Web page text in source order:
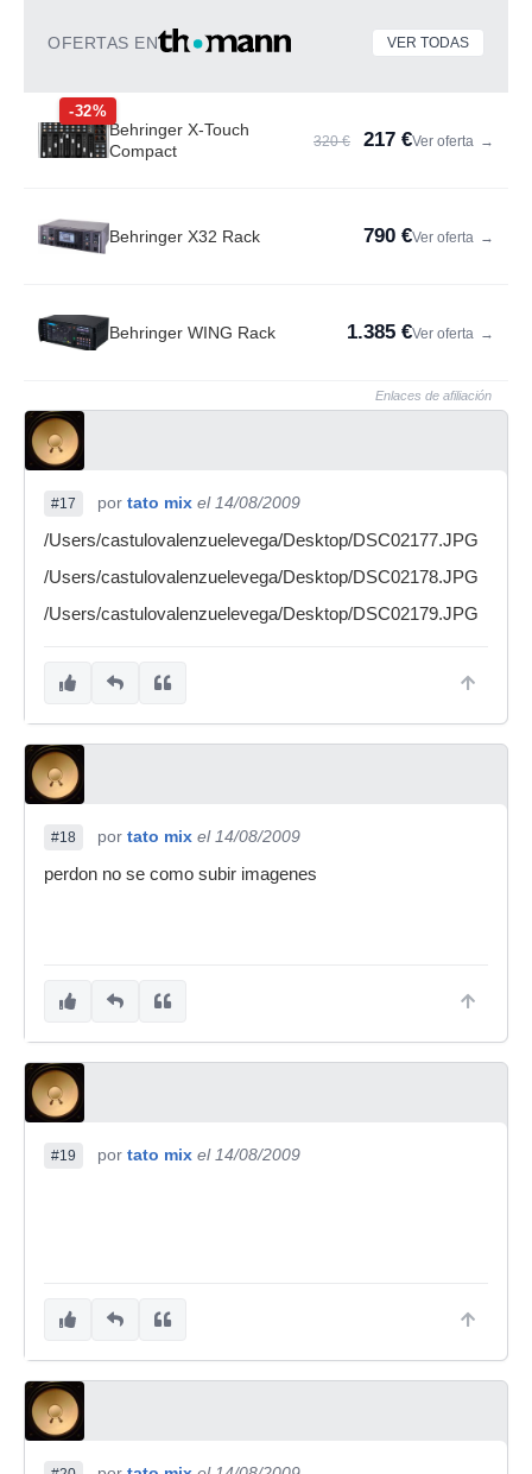
OFERTAS EN VER TODAS
-32%
Behringer X-Touch
Compact
320 € 217 €Ver oferta →
Behringer X32 Rack 790 €Ver oferta →
Behringer WING Rack 1.385 €Ver oferta →
Enlaces de afiliación
#17 por tato mix el 14/08/2009
/Users/castulovalenzuelevega/Desktop/DSC02177.JPG
/Users/castulovalenzuelevega/Desktop/DSC02178.JPG
/Users/castulovalenzuelevega/Desktop/DSC02179.JPG
#18 por tato mix el 14/08/2009
perdon no se como subir imagenes
#19 por tato mix el 14/08/2009